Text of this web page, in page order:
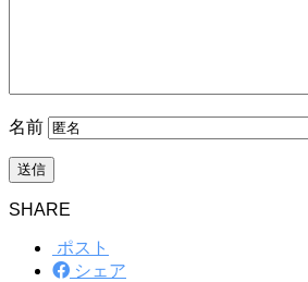
名前
SHARE
ポスト
シェア